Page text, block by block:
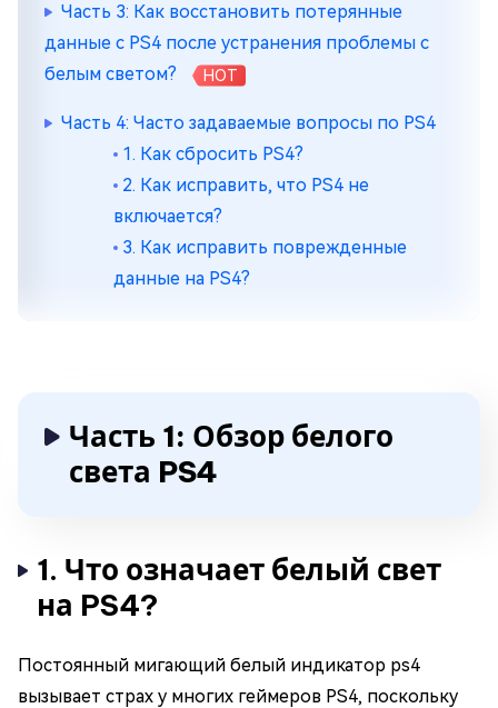
Часть 3: Как восстановить потерянные
данные с PS4 после устранения проблемы с
белым светом?
HOT
Часть 4: Часто задаваемые вопросы по PS4
1. Как сбросить PS4?
2. Как исправить, что PS4 не
включается?
3. Как исправить поврежденные
данные на PS4?
Часть 1: Обзор белого
света PS4
1. Что означает белый свет
на PS4?
Постоянный мигающий белый индикатор ps4
вызывает страх у многих геймеров PS4, поскольку